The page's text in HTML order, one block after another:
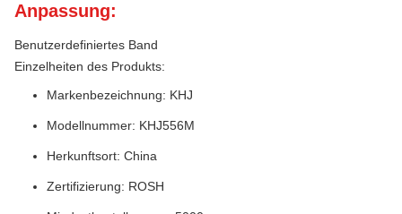
Anpassung:
Benutzerdefiniertes Band
Einzelheiten des Produkts:
Markenbezeichnung: KHJ
Modellnummer: KHJ556M
Herkunftsort: China
Zertifizierung: ROSH